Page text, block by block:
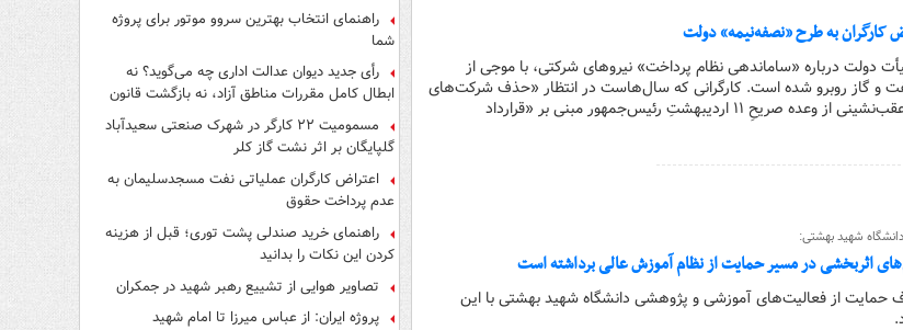
کارگران به طرح «نصفه‌نیمه» دولت
دولت درباره «ساماندهی نظام پرداخت» نیروهای شرکتی، با موجی از
نفت و گاز روبرو شده است. کارگرانی که سال‌هاست در انتظار «حذف شرکت‌های
واسطه» هستند، اکنون طرح دولت را عقب‌نشینی از وعده صریحِ ۱۱ اردیبهشتِ رئیس‌جمهور مبنی بر «قرارداد
شهید بهشتی:
اثربخشی در مسیر حمایت از نظام آموزش عالی برداشته است
هدف حمایت از فعالیت‌های آموزشی و پژوهشی دانشگاه شهید بهشتی با این
راهنمای انتخاب بهترین سروو موتور برای پروژه
شما
رأی جدید دیوان عدالت اداری چه می‌گوید؟ نه
ابطال کامل مقررات مناطق آزاد، نه بازگشت قانون
مسمومیت ۲۲ کارگر در شهرک صنعتی سعیدآباد
گلپایگان بر اثر نشت گاز کلر
اعتراض کارگران عملیاتی نفت مسجدسلیمان به
عدم پرداخت حقوق
راهنمای خرید صندلی پشت توری؛ قبل از هزینه
کردن این نکات را بدانید
تصاویر هوایی از تشییع رهبر شهید در جمکران
پروژه ایران: از عباس میرزا تا امام شهید